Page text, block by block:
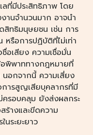
ที่มีประสิทธิภาพ โดย
งานจำนวนมาก อาจนำ
สิทธิมนุษยชน เช่น การ
หรือการปฏิบัติที่ไม่เท่า
อเสียง ความเชื่อมั่น
อพิพาททางกฎหมายที่
นอกจากนี้ ความเสี่ยง
การสูญเสียบุคลากรที่มี
ครอบคลุม ยังส่งผลกระ
างและขีดความ
ระยะยาว